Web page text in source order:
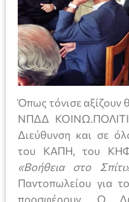
Όπως τόνισε αξίζουν
ΝΠΔΔ
Διεύθυνση και σε
του ΚΑΠΗ, του
«Βοήθεια στο
Παντοπωλείου για
προσφέρουν. Ο